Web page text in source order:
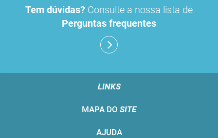
Tem dúvidas? Consulte a nossa lista de
Perguntas frequentes
LINKS
MAPA DO SITE
AJUDA